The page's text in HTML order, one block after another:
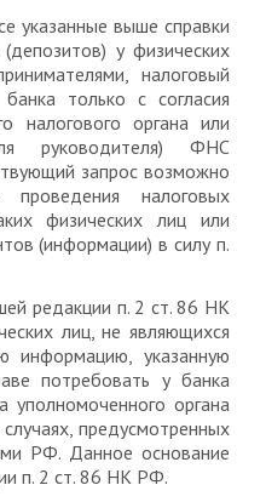
указанные выше справки
у физических
налоговый
только с согласия
налогового органа или
руководителя) ФНС
запрос возможно
налоговых
физических лиц или
(информации) в силу п.
редакции п. 2 ст. 86 НК
лиц, не являющихся
информацию, указанную
потребовать у банка
уполномоченного органа
предусмотренных
РФ. Данное основание
п. 2 ст. 86 НК РФ.